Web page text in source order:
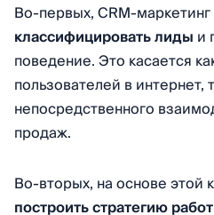
Во-первых, CRM-
классифицировать лиды и
поведение. Это касается
пользователей в интернет,
непосредственного
продаж.
Во-вторых, на основе этой
построить стратегию